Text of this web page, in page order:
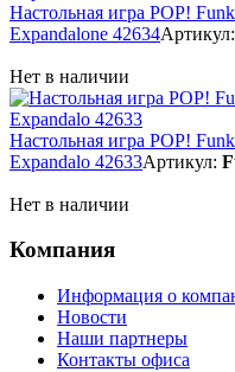
Настольная игра POP!
Expandalone 42634Артикул:
Нет в наличии
Настольная игра POP!
Expandalo 42633Артикул:
Нет в наличии
Компания
Информация о
Новости
Наши партнеры
Контакты офиса